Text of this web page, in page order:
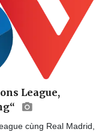
League,
cùng Real Madrid,